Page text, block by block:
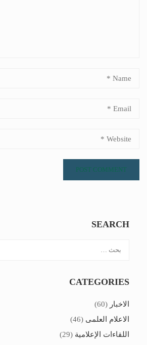
SEARCH
CATEGORIES
الاخبار (60)
الاعلام العلمى (46)
اللقاءات الإعلامية (29)